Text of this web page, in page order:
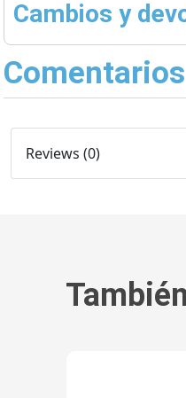
Cambios y
Comentarios
Reviews (0)